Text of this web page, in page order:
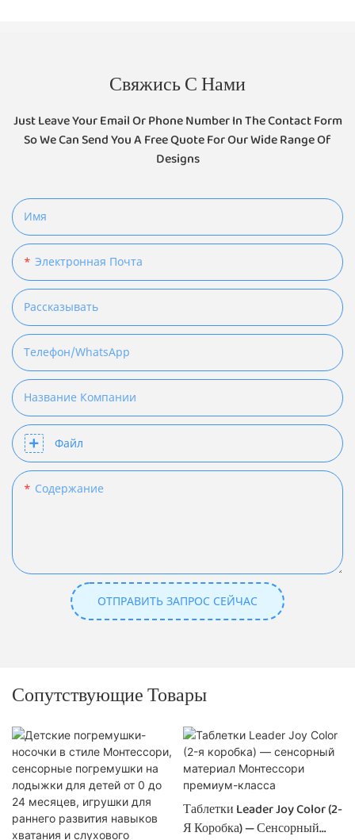
Свяжись С Нами
Just Leave Your Email Or Phone Number In The Contact Form
So We Can Send You A Free Quote For Our Wide Range Of
Designs
Имя
Электронная Почта
Рассказывать
Телефон/WhatsApp
Название Компании
Файл
Содержание
ОТПРАВИТЬ ЗАПРОС СЕЙЧАС
Сопутствующие Товары
Таблетки Leader Joy Color (2-
Я Коробка) — Сенсорный